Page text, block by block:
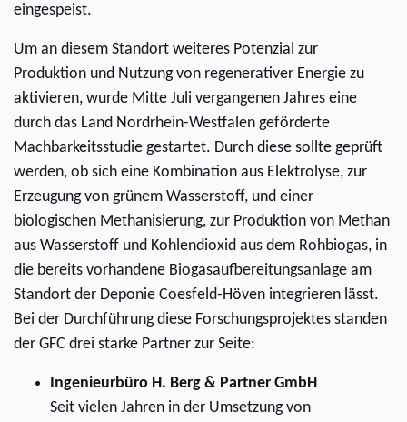
eingespeist.
Um an diesem Standort weiteres Potenzial zur
Produktion und Nutzung von regenerativer Energie zu
aktivieren, wurde Mitte Juli vergangenen Jahres eine
durch das Land Nordrhein-Westfalen geförderte
Machbarkeitsstudie gestartet. Durch diese sollte geprüft
werden, ob sich eine Kombination aus Elektrolyse, zur
Erzeugung von grünem Wasserstoff, und einer
biologischen Methanisierung, zur Produktion von Methan
aus Wasserstoff und Kohlendioxid aus dem Rohbiogas, in
die bereits vorhandene Biogasaufbereitungsanlage am
Standort der Deponie Coesfeld-Höven integrieren lässt.
Bei der Durchführung diese Forschungsprojektes standen
der GFC drei starke Partner zur Seite:
Ingenieurbüro H. Berg & Partner GmbH
Seit vielen Jahren in der Umsetzung von